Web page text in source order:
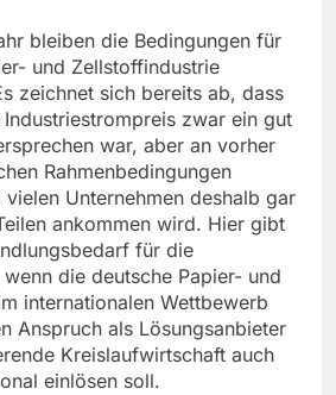
bleiben die Bedingungen für
und Zellstoffindustrie
zeichnet sich bereits ab, dass
zwar ein gut
war, aber an vorher
Rahmenbedingungen
Unternehmen deshalb gar
ankommen wird. Hier gibt
für die
die deutsche Papier- und
internationalen Wettbewerb
Anspruch als Lösungsanbieter
Kreislaufwirtschaft auch
einlösen soll.